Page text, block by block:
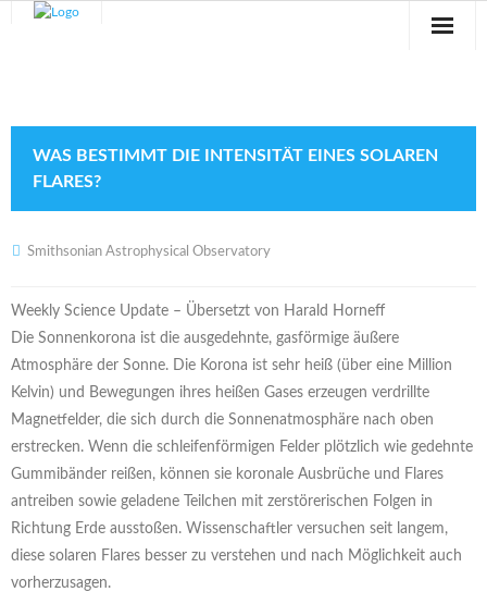
Veranstaltungen
Verein
Kontakt
WAS BESTIMMT DIE INTENSITÄT EINES SOLAREN
FLARES?
Smithsonian Astrophysical Observatory
Weekly Science Update – Übersetzt von Harald Horneff
Die Sonnenkorona ist die ausgedehnte, gasförmige äußere
Atmosphäre der Sonne. Die Korona ist sehr heiß (über eine Million
Kelvin) und Bewegungen ihres heißen Gases erzeugen verdrillte
Magnetfelder, die sich durch die Sonnenatmosphäre nach oben
erstrecken. Wenn die schleifenförmigen Felder plötzlich wie gedehnte
Gummibänder reißen, können sie koronale Ausbrüche und Flares
antreiben sowie geladene Teilchen mit zerstörerischen Folgen in
Richtung Erde ausstoßen. Wissenschaftler versuchen seit langem,
diese solaren Flares besser zu verstehen und nach Möglichkeit auch
vorherzusagen.